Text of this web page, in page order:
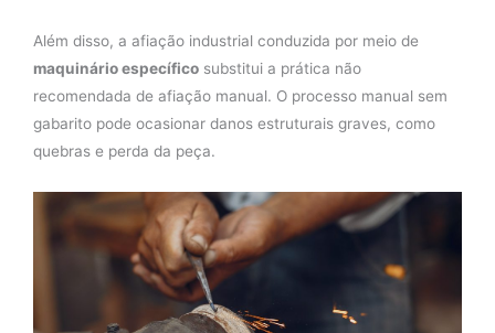
Além disso, a afiação industrial conduzida por meio de
maquinário específico substitui a prática não
recomendada de afiação manual. O processo manual sem
gabarito pode ocasionar danos estruturais graves, como
quebras e perda da peça.